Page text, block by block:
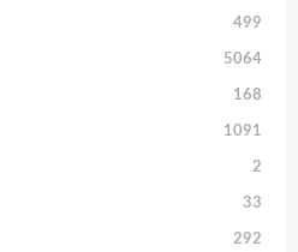
499
5064
168
1091
2
33
292